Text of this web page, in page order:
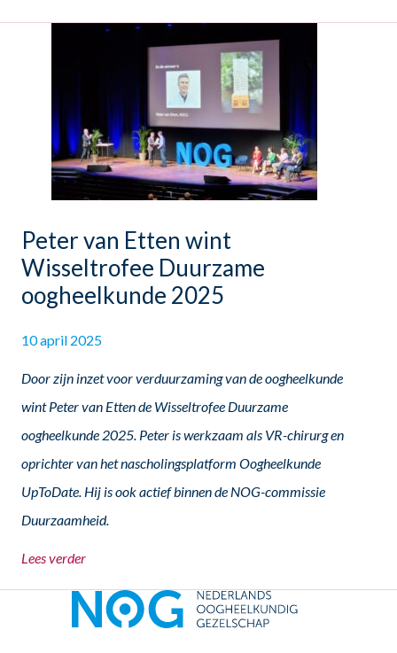
Peter van Etten wint
Wisseltrofee Duurzame
oogheelkunde 2025
10 april 2025
Door zijn inzet voor verduurzaming van de oogheelkunde
wint Peter van Etten de Wisseltrofee Duurzame
oogheelkunde 2025. Peter is werkzaam als VR-chirurg en
oprichter van het nascholingsplatform Oogheelkunde
UpToDate. Hij is ook actief binnen de NOG-commissie
Duurzaamheid.
Lees verder